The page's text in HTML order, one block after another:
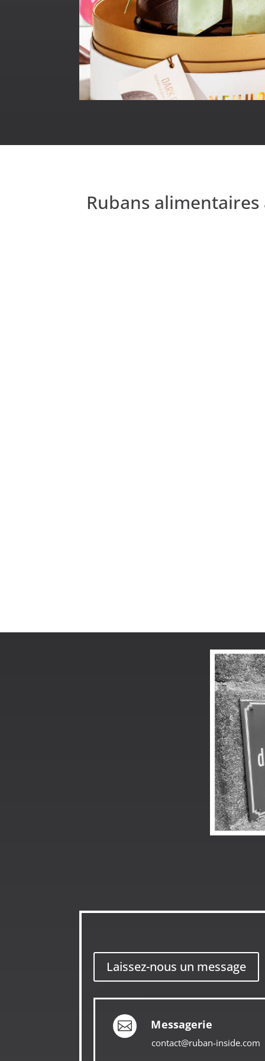
Rubans
Laissez-nous un message
 Messagerie
contact@ruban-inside.com